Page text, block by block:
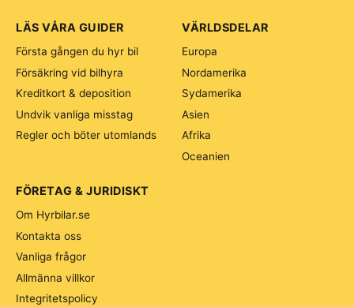
VÄRLDSDELAR
Europa
Nordamerika
Sydamerika
Asien
Afrika
Oceanien
LÄS VÅRA GUIDER
Första gången du hyr bil
Försäkring vid bilhyra
Kreditkort & deposition
Undvik vanliga misstag
Regler och böter utomlands
FÖRETAG & JURIDISKT
Om Hyrbilar.se
Kontakta oss
Vanliga frågor
Allmänna villkor
Integritetspolicy